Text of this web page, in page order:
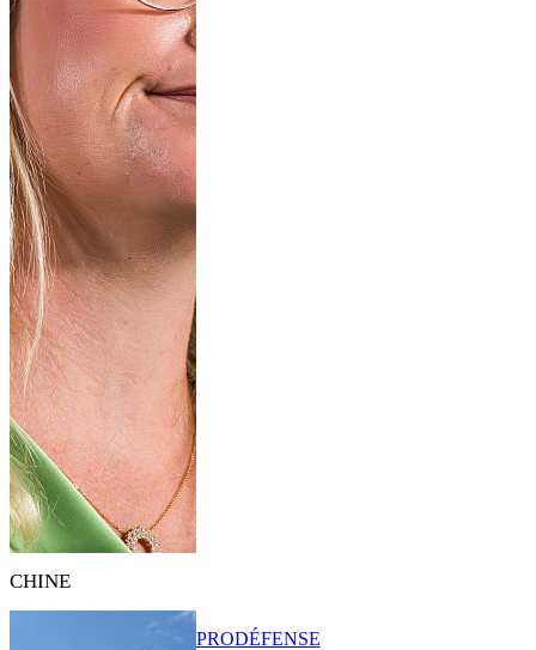
CHINE
PRODÉFENSE